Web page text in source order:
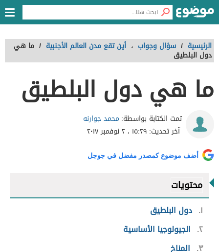
الرئيسية / سؤال وجواب ، أين تقع مدن العالم الأجنبية / ما هي
دول البلطيق
ما هي دول البلطيق
تمت الكتابة بواسطة: محمد جوارنه
آخر تحديث: ١٥:٢٩ ، ٢ نوفمبر ٢٠١٧
أضف موضوع كمصدر مفضل في جوجل
محتويات
١ دول البلطيق
٢ الجيولوجيا الأساسية
٣
المناخ